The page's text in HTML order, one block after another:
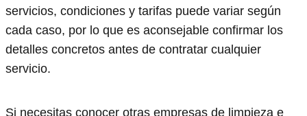
servicios, condiciones y tarifas puede variar según
cada caso, por lo que es aconsejable confirmar los
detalles concretos antes de contratar cualquier
servicio.
Si necesitas conocer otras empresas de limpieza e